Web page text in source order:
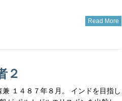
Read More
２
兼 １４８７年８月。 インドを目指し